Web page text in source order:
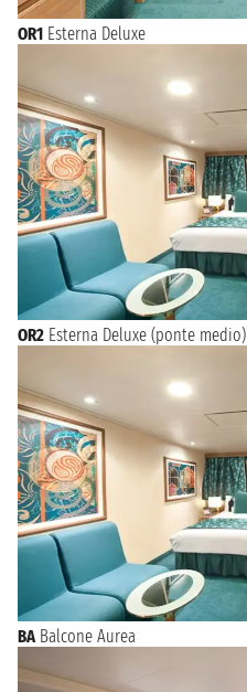
OR1 Esterna Deluxe
OR2 Esterna Deluxe (ponte medio)
BA Balcone Aurea